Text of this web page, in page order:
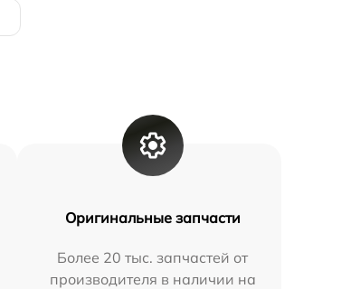
Оригинальные запчасти
Более 20 тыс. запчастей от
производителя в наличии на